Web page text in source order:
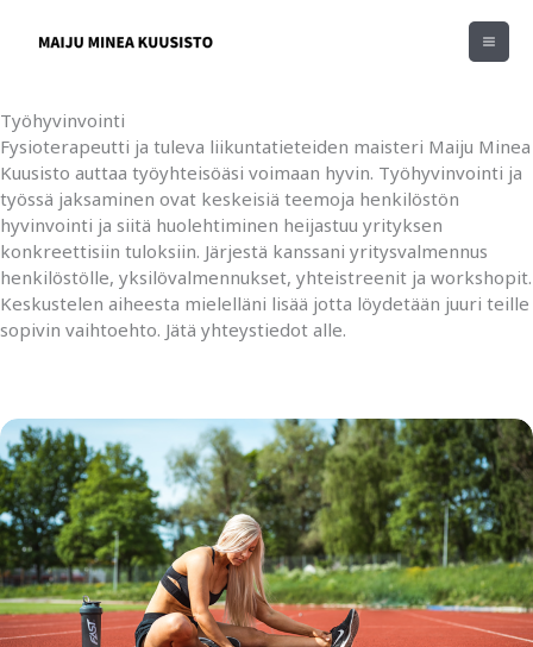
sisältöön
Työhyvinvointi
Fysioterapeutti ja tuleva liikuntatieteiden maisteri Maiju Minea
Kuusisto auttaa työyhteisöäsi voimaan hyvin. Työhyvinvointi ja
työssä jaksaminen ovat keskeisiä teemoja henkilöstön
hyvinvointi ja siitä huolehtiminen heijastuu yrityksen
konkreettisiin tuloksiin. Järjestä kanssani yritysvalmennus
henkilöstölle, yksilövalmennukset, yhteistreenit ja workshopit.
Keskustelen aiheesta mielelläni lisää jotta löydetään juuri teille
sopivin vaihtoehto. Jätä yhteystiedot alle.